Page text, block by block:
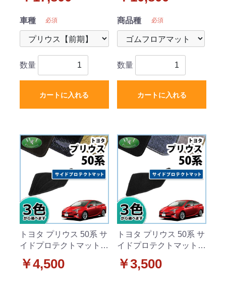
車種 必須
数量
カートに入れる
商品種 必須
数量
カートに入れる
トヨタ プリウス 50系 サ
イドプロテクトマット
￥4,500
トヨタ プリウス 50系 サ
イドプロテクトマット
￥3,500